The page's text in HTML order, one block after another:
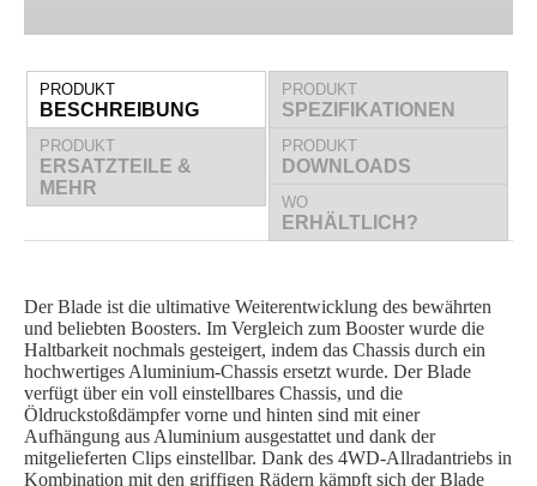
PRODUKT
BESCHREIBUNG
PRODUKT
SPEZIFIKATIONEN
PRODUKT
ERSATZTEILE &
MEHR
PRODUKT
DOWNLOADS
WO
ERHÄLTLICH?
Der Blade ist die ultimative Weiterentwicklung des bewährten
und beliebten Boosters. Im Vergleich zum Booster wurde die
Haltbarkeit nochmals gesteigert, indem das Chassis durch ein
hochwertiges Aluminium-Chassis ersetzt wurde. Der Blade
verfügt über ein voll einstellbares Chassis, und die
Öldruckstoßdämpfer vorne und hinten sind mit einer
Aufhängung aus Aluminium ausgestattet und dank der
mitgelieferten Clips einstellbar. Dank des 4WD-Allradantriebs in
Kombination mit den griffigen Rädern kämpft sich der Blade